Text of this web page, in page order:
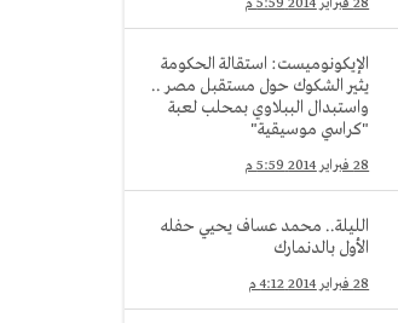
الإيكونوميست: استقالة الحكومة
يثير الشكوك حول مستقبل مصر ..
واستبدال الببلاوي بمحلب لعبة
"كراسي موسيقية"
28 فبراير 2014 5:59 م
الليلة.. محمد عساف يحيي حفله
الأول بالدنمارك
28 فبراير 2014 4:12 م